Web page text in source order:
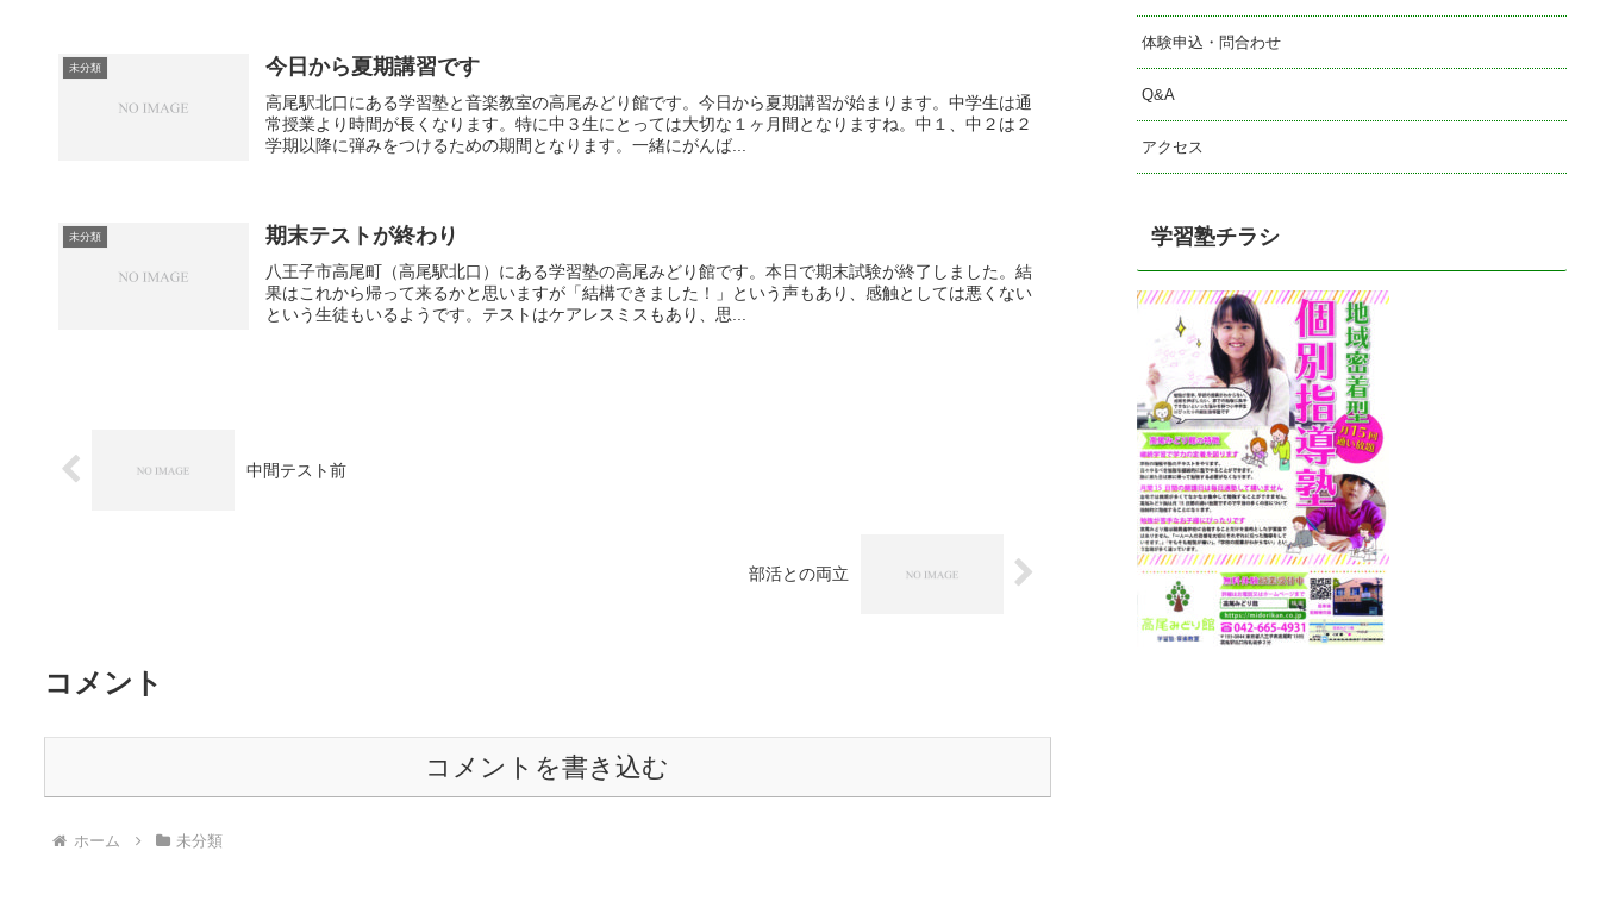
未分類 今日から夏期講習です
高尾駅北口にある学習塾と音楽教室の高尾みどり館です。今日から夏期講習が始まります。中学生は通
常授業より時間が長くなります。特に中３生にとっては大切な１ヶ月間となりますね。中１、中２は２
学期以降に弾みをつけるための期間となります。一緒にがんば...
未分類 期末テストが終わり
八王子市高尾町（高尾駅北口）にある学習塾の高尾みどり館です。本日で期末試験が終了しました。結
果はこれから帰って来るかと思いますが「結構できました！」という声もあり、感触としては悪くない
という生徒もいるようです。テストはケアレスミスもあり、思...
中間テスト前
部活との両立
コメント
コメントを書き込む
ホーム 未分類
体験申込・問合わせ
Q&A
アクセス
学習塾チラシ